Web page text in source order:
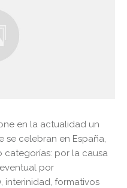
en la actualidad un
celebran en España,
por la causa
por
interinidad, formativos